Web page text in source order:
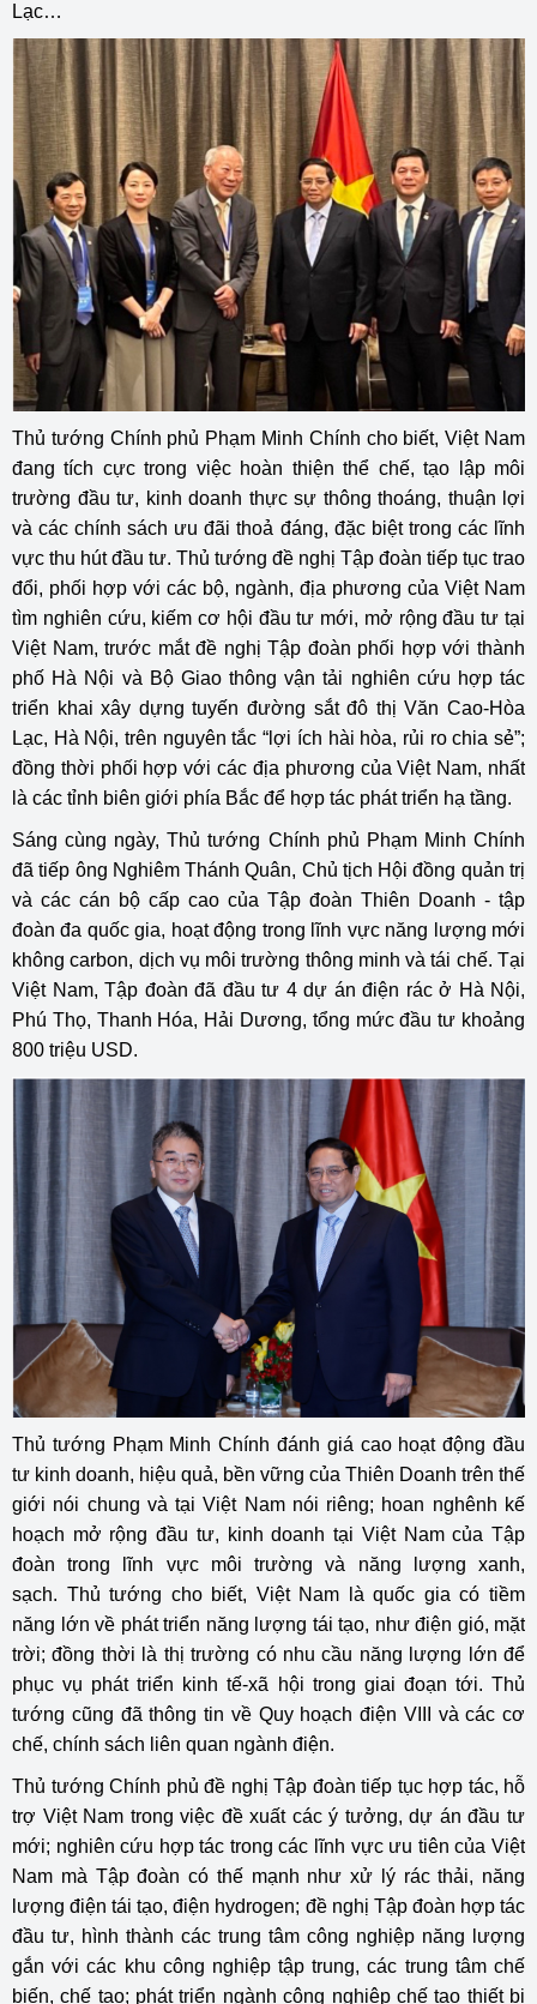
Lạc…
Thủ tướng Chính phủ Phạm Minh Chính cho biết, Việt Nam
đang tích cực trong việc hoàn thiện thể chế, tạo lập môi
trường đầu tư, kinh doanh thực sự thông thoáng, thuận lợi
và các chính sách ưu đãi thoả đáng, đặc biệt trong các lĩnh
vực thu hút đầu tư. Thủ tướng đề nghị Tập đoàn tiếp tục trao
đổi, phối hợp với các bộ, ngành, địa phương của Việt Nam
tìm nghiên cứu, kiếm cơ hội đầu tư mới, mở rộng đầu tư tại
Việt Nam, trước mắt đề nghị Tập đoàn phối hợp với thành
phố Hà Nội và Bộ Giao thông vận tải nghiên cứu hợp tác
triển khai xây dựng tuyến đường sắt đô thị Văn Cao-Hòa
Lạc, Hà Nội, trên nguyên tắc “lợi ích hài hòa, rủi ro chia sẻ”;
đồng thời phối hợp với các địa phương của Việt Nam, nhất
là các tỉnh biên giới phía Bắc để hợp tác phát triển hạ tầng.
Sáng cùng ngày, Thủ tướng Chính phủ Phạm Minh Chính
đã tiếp ông Nghiêm Thánh Quân, Chủ tịch Hội đồng quản trị
và các cán bộ cấp cao của Tập đoàn Thiên Doanh - tập
đoàn đa quốc gia, hoạt động trong lĩnh vực năng lượng mới
không carbon, dịch vụ môi trường thông minh và tái chế. Tại
Việt Nam, Tập đoàn đã đầu tư 4 dự án điện rác ở Hà Nội,
Phú Thọ, Thanh Hóa, Hải Dương, tổng mức đầu tư khoảng
800 triệu USD.
Thủ tướng Phạm Minh Chính đánh giá cao hoạt động đầu
tư kinh doanh, hiệu quả, bền vững của Thiên Doanh trên thế
giới nói chung và tại Việt Nam nói riêng; hoan nghênh kế
hoạch mở rộng đầu tư, kinh doanh tại Việt Nam của Tập
đoàn trong lĩnh vực môi trường và năng lượng xanh,
sạch. Thủ tướng cho biết, Việt Nam là quốc gia có tiềm
năng lớn về phát triển năng lượng tái tạo, như điện gió, mặt
trời; đồng thời là thị trường có nhu cầu năng lượng lớn để
phục vụ phát triển kinh tế-xã hội trong giai đoạn tới. Thủ
tướng cũng đã thông tin về Quy hoạch điện VIII và các cơ
chế, chính sách liên quan ngành điện.
Thủ tướng Chính phủ đề nghị Tập đoàn tiếp tục hợp tác, hỗ
trợ Việt Nam trong việc đề xuất các ý tưởng, dự án đầu tư
mới; nghiên cứu hợp tác trong các lĩnh vực ưu tiên của Việt
Nam mà Tập đoàn có thế mạnh như xử lý rác thải, năng
lượng điện tái tạo, điện hydrogen; đề nghị Tập đoàn hợp tác
đầu tư, hình thành các trung tâm công nghiệp năng lượng
gắn với các khu công nghiệp tập trung, các trung tâm chế
biến, chế tạo; phát triển ngành công nghiệp chế tạo thiết bị